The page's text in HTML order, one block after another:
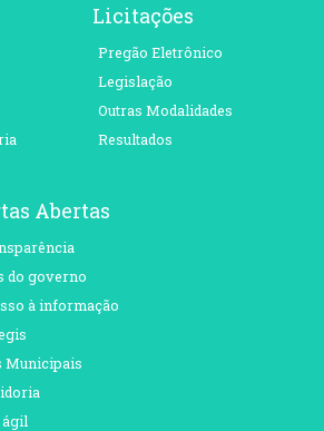
Licitações
Pregão Eletrônico
Legislação
Outras Modalidades
Resultados
Abertas
do governo
à informação
Municipais
ágil